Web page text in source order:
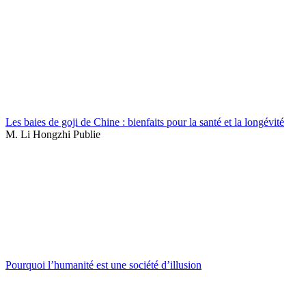
Les baies de goji de Chine : bienfaits pour la santé et la longévité
M. Li Hongzhi Publie
Pourquoi l’humanité est une société d’illusion